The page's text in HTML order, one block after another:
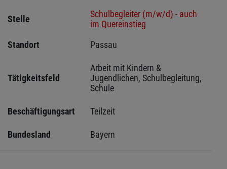
Stelle
Schulbegleiter (m/w/d) - auch
im Quereinstieg
Standort
Passau
Tätigkeitsfeld
Arbeit mit Kindern &
Jugendlichen, Schulbegleitung,
Schule
Beschäftigungsart Teilzeit
Bundesland Bayern